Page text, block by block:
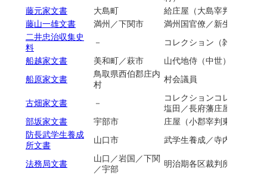
藤元家文書
大島町
給庄屋（大島宰判三蒲村）
藤山一雄文書
満州／下関市
満州国官僚／新生運動／知
二井忠治収集史
料
－
コレクション（雑誌他）
船越家文書
美和町／萩市
山代地侍（中世）／萩町人
船原家文書
鳥取県西伯郡庄内
村
村会議員
古畑家文書 －
コレクションコレクショ
塩田／長府藩庄屋／戸長役
部坂家文書
宇部市
庄屋（小郡宰判東岐波村）
防長武学生養成
所文書
山口市 武学生養成／寺内正毅／田
法務局文書
山口／岩国／下関
／宇部
明治期各区裁判所